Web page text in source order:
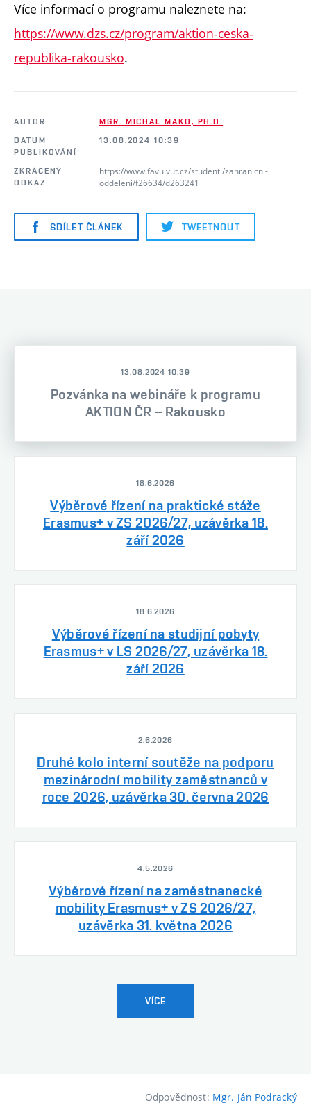
Více informací o programu naleznete na:
https://www.dzs.cz/program/aktion-ceska-
republika-rakousko.
AUTOR
MGR. MICHAL MAKO, PH.D.
DATUM
PUBLIKOVÁNÍ
13.08.2024 10:39
ZKRÁCENÝ
ODKAZ
https://www.favu.vut.cz/studenti/zahranicni-
oddeleni/f26634/d263241
SDÍLET ČLÁNEK TWEETNOUT
13.08.2024 10:39
Pozvánka na webináře k programu
AKTION ČR – Rakousko
18.6.2026
Výběrové řízení na praktické stáže
Erasmus+ v ZS 2026/27, uzávěrka 18.
září 2026
18.6.2026
Výběrové řízení na studijní pobyty
Erasmus+ v LS 2026/27, uzávěrka 18.
září 2026
2.6.2026
Druhé kolo interní soutěže na podporu
mezinárodní mobility zaměstnanců v
roce 2026, uzávěrka 30. června 2026
4.5.2026
Výběrové řízení na zaměstnanecké
mobility Erasmus+ v ZS 2026/27,
uzávěrka 31. května 2026
VÍCE
Odpovědnost: Mgr. Ján Podracký